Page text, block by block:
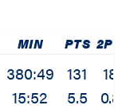
MIN PTS 2PM
380:49
15:52
131
5.5
18
0.8